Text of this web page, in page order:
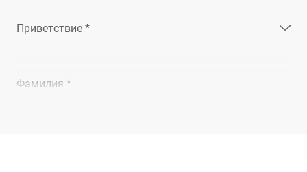
Приветствие *
Фамилия *